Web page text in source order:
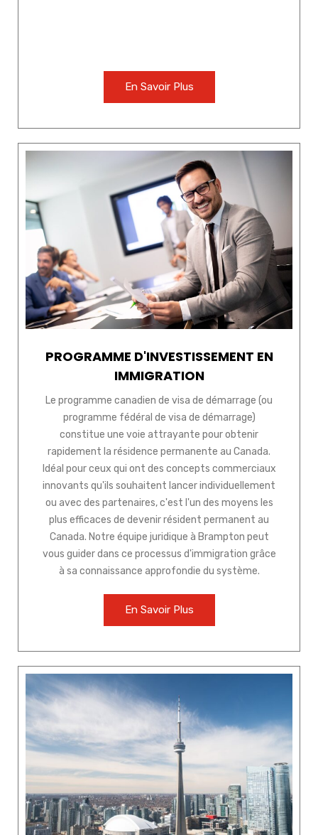
En Savoir Plus
PROGRAMME D'INVESTISSEMENT EN
IMMIGRATION
Le programme canadien de visa de démarrage (ou
programme fédéral de visa de démarrage)
constitue une voie attrayante pour obtenir
rapidement la résidence permanente au Canada.
Idéal pour ceux qui ont des concepts commerciaux
innovants qu'ils souhaitent lancer individuellement
ou avec des partenaires, c'est l'un des moyens les
plus efficaces de devenir résident permanent au
Canada. Notre équipe juridique à Brampton peut
vous guider dans ce processus d'immigration grâce
à sa connaissance approfondie du système.
En Savoir Plus